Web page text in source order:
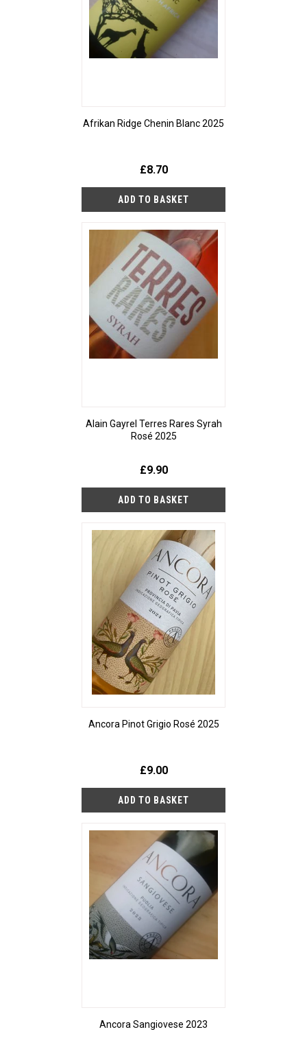
Afrikan Ridge Chenin Blanc 2025
£8.70
Alain Gayrel Terres Rares Syrah
Rosé 2025
£9.90
Ancora Pinot Grigio Rosé 2025
£9.00
Ancora Sangiovese 2023